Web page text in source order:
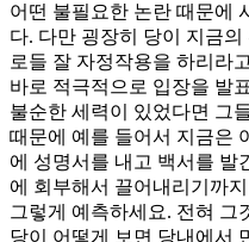
어떤 불필요한 논란 때문에
다. 다만 굉장히 당이 지금
로들 잘 자정작용을 하리라
바로 적극적으로 입장을 발
불순한 세력이 있었다면 그
때문에 예를 들어서 지금은
에 성명서를 내고 백서를 발
에 회부해서 끌어내리기까
그렇게 예측하세요. 전혀 그
당이 어떻게 보면 당내에서